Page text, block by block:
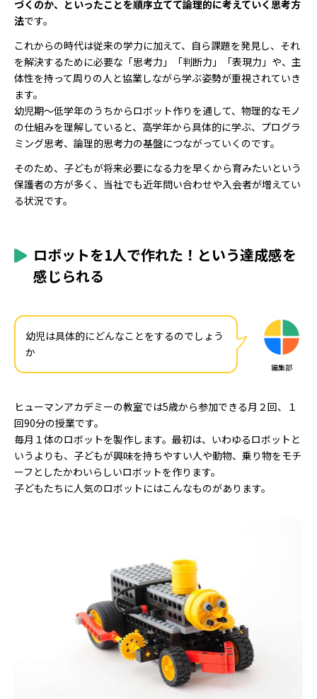
づくのか、といったことを順序立てて論理的に考えていく思考方
法です。
これからの時代は従来の学力に加えて、自ら課題を発見し、それ
を解決するために必要な「思考力」「判断力」「表現力」や、主
体性を持って周りの人と協業しながら学ぶ姿勢が重視されていき
ます。
幼児期～低学年のうちからロボット作りを通して、物理的なモノ
の仕組みを理解していると、高学年から具体的に学ぶ、プログラ
ミング思考、論理的思考力の基盤につながっていくのです。
そのため、子どもが将来必要になる力を早くから育みたいという
保護者の方が多く、当社でも近年問い合わせや入会者が増えてい
る状況です。
ロボットを1人で作れた！という達成感を
感じられる
幼児は具体的にどんなことをするのでしょう
か
編集部
ヒューマンアカデミーの教室では5歳から参加できる月２回、１
回90分の授業です。
毎月１体のロボットを製作します。最初は、いわゆるロボットと
いうよりも、子どもが興味を持ちやすい人や動物、乗り物をモチ
ーフとしたかわいらしいロボットを作ります。
子どもたちに人気のロボットにはこんなものがあります。